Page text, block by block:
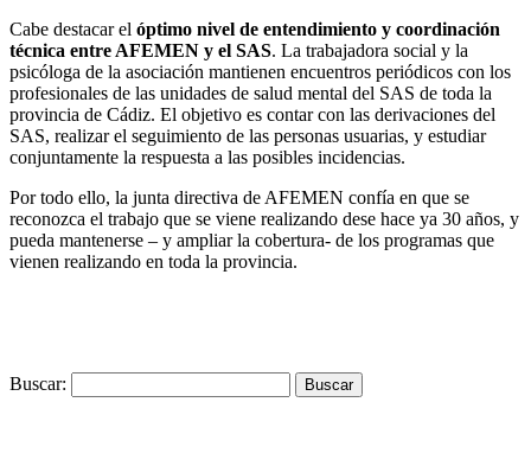
Cabe destacar el óptimo nivel de entendimiento y coordinación
técnica entre AFEMEN y el SAS. La trabajadora social y la
psicóloga de la asociación mantienen encuentros periódicos con los
profesionales de las unidades de salud mental del SAS de toda la
provincia de Cádiz. El objetivo es contar con las derivaciones del
SAS, realizar el seguimiento de las personas usuarias, y estudiar
conjuntamente la respuesta a las posibles incidencias.
Por todo ello, la junta directiva de AFEMEN confía en que se
reconozca el trabajo que se viene realizando dese hace ya 30 años, y
pueda mantenerse – y ampliar la cobertura- de los programas que
vienen realizando en toda la provincia.
Buscar: